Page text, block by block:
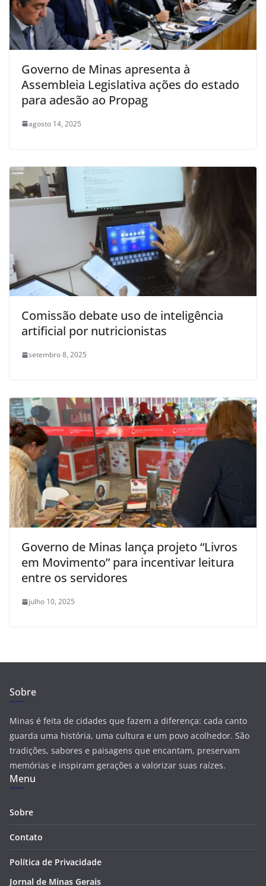
Governo de Minas apresenta à
Assembleia Legislativa ações do estado
para adesão ao Propag
agosto 14, 2025
Comissão debate uso de inteligência
artificial por nutricionistas
setembro 8, 2025
Governo de Minas lança projeto “Livros
em Movimento” para incentivar leitura
entre os servidores
julho 10, 2025
Sobre
Minas é feita de cidades que fazem a diferença: cada canto
guarda uma história, uma cultura e um povo acolhedor. São
tradições, sabores e paisagens que encantam, preservam
memórias e inspiram gerações a valorizar suas raízes.
Menu
Sobre
Contato
Política de Privacidade
Jornal de Minas Gerais